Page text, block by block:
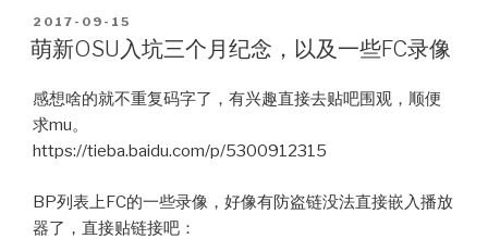
POSTED
ON
2017-09-15
萌新OSU入坑三个月纪念，以及一些FC录像
感想啥的就不重复码字了，有兴趣直接去贴吧围观，顺便
求mu。
https://tieba.baidu.com/p/5300912315
BP列表上FC的一些录像，好像有防盗链没法直接嵌入播放
器了，直接贴链接吧：